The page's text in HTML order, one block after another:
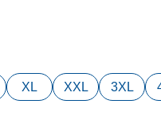
XL XXL 3XL